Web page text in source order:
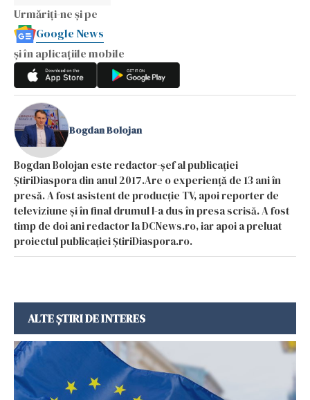
Urmăriți-ne și pe
Google News
și în aplicațiile mobile
Bogdan Bolojan
Bogdan Bolojan este redactor-șef al publicației
ȘtiriDiaspora din anul 2017.Are o experiență de 13 ani în
presă. A fost asistent de producție TV, apoi reporter de
televiziune și în final drumul l-a dus în presa scrisă. A fost
timp de doi ani redactor la DCNews.ro, iar apoi a preluat
proiectul publicației ȘtiriDiaspora.ro.
ALTE ȘTIRI DE INTERES